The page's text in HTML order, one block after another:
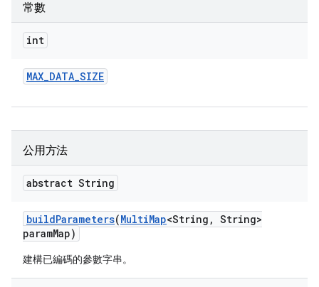
常數
int
MAX_DATA_SIZE
公用方法
abstract String
buildParameters(MultiMap<String , String>
paramMap)
建構已編碼的參數字串。